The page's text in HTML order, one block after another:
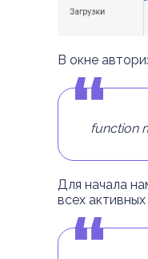
В окне
function
Для начала
всех